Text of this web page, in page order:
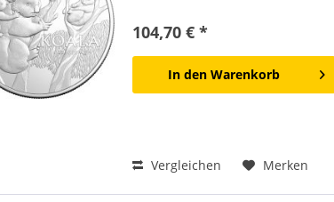
104,70 € *
In den Warenkorb
Vergleichen Merken